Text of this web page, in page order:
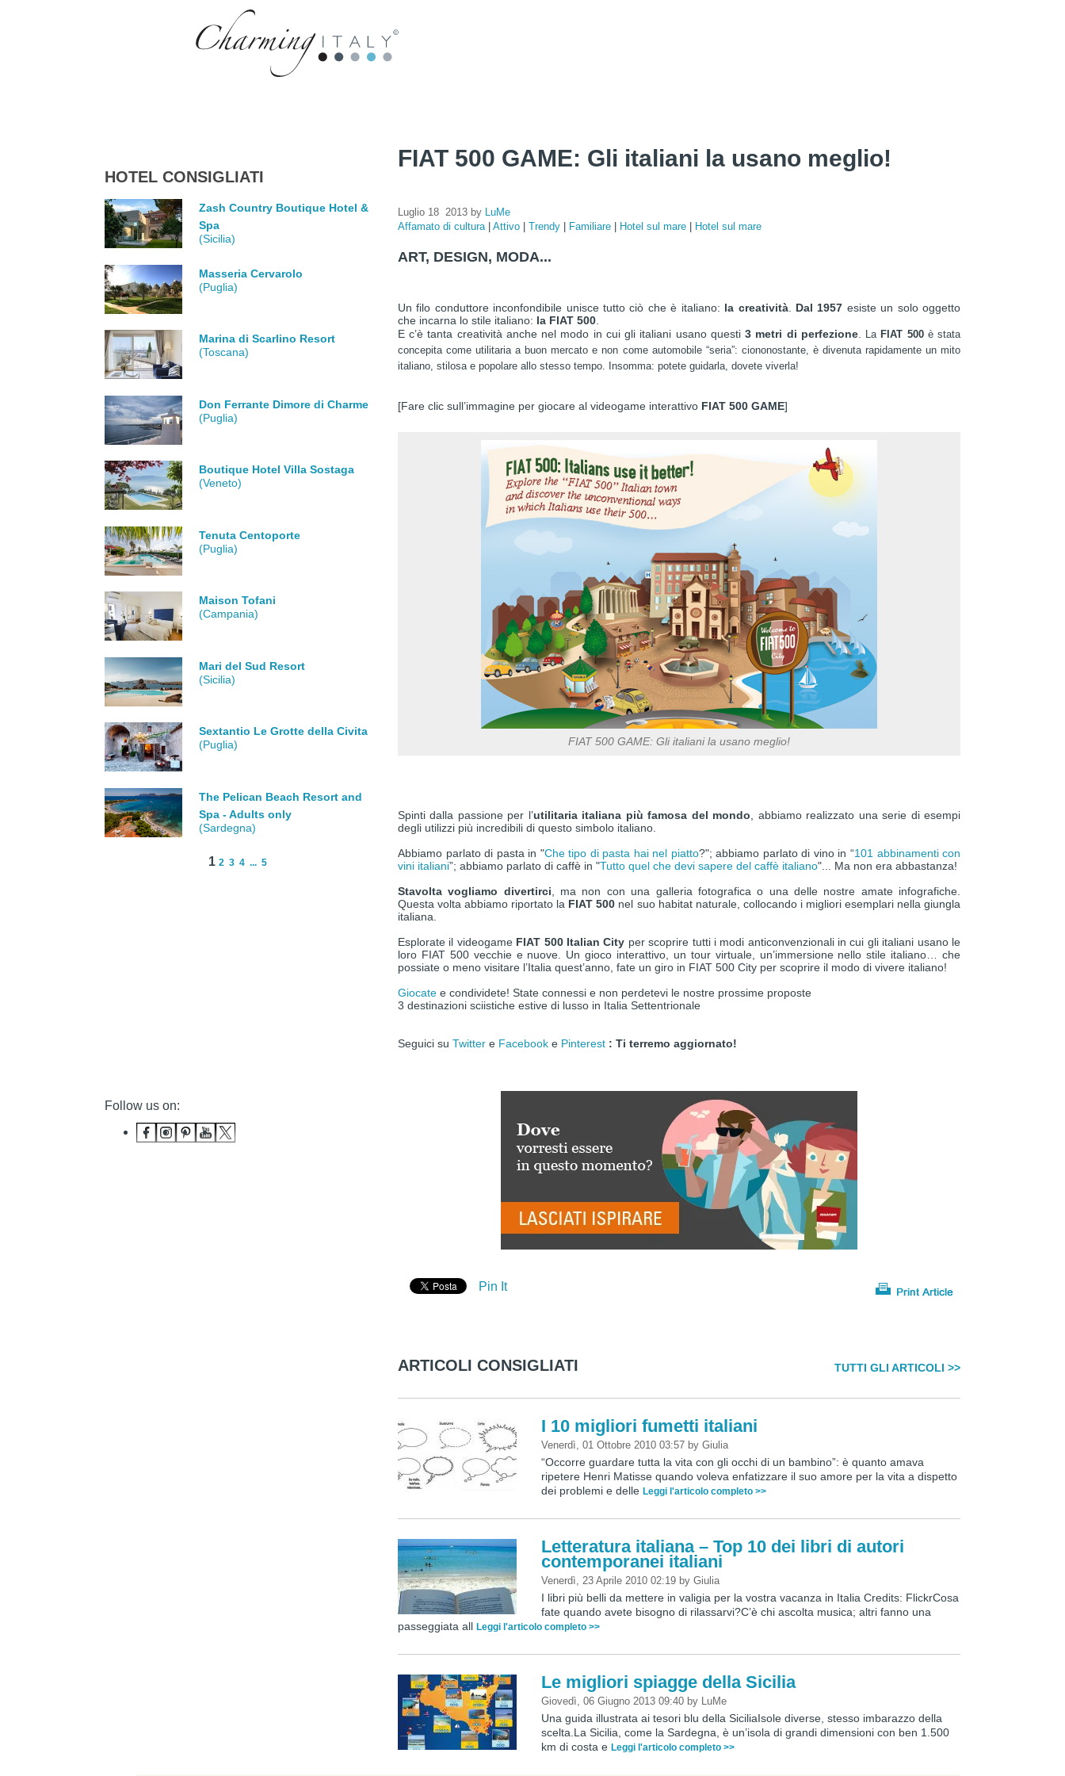
FIAT 500 GAME: Gli italiani la usano meglio!
Luglio 18 2013 by LuMe
Affamato di cultura Attivo Trendy Familiare Hotel sul mare Hotel sul mare
ART, DESIGN, MODA...
Un filo conduttore inconfondibile unisce tutto ciò che è italiano: la creatività. Dal 1957 esiste un solo oggetto
che incarna lo stile italiano: la FIAT 500
E c’è tanta creatività anche nel modo in cui gli italiani usano questi3 metri di perfezione. La FIAT 500è stata
concepita come utilitaria a buon mercato e non come automobile “seria”: ciononostante, è divenuta rapidamente un mito
italiano, stilosa e popolare allo stesso tempo. Insomma: potete guidarla, dovete viverla!
[Fare clic sull’immagine per giocare al videogame interattivo FIAT 500 GAME]
FIAT 500 GAME: Gli italiani la usano meglio!
Spinti dalla passione per l’utilitaria italiana più famosa del mondo , abbiamo realizzato una serie di esempi
degli utilizzi più incredibili di questo simbolo italiano.
Abbiamo parlato di pasta in "Che tipo di pasta hai nel piatto?"; abbiamo parlato di vino in “101 abbinamenti con
vini italiani”; abbiamo parlato di caffè in "Tutto quel che devi sapere del caffè italiano"... Ma non era abbastanza!
Stavolta vogliamo divertirci , ma non con una galleria fotografica o una delle nostre amate infografiche.
Questa volta abbiamo riportato la FIAT 500 nel suo habitat naturale, collocando i migliori esemplari nella giungla
italiana.
Esplorate il videogame FIAT 500 Italian City per scoprire tutti i modi anticonvenzionali in cui gli italiani usano le
loro FIAT 500 vecchie e nuove. Un gioco interattivo, un tour virtuale, un’immersione nello stile italiano… che
possiate o meno visitare l’Italia quest’anno, fate un giro in FIAT 500 City per scoprire il modo di vivere italiano!
Giocate e condividete! State connessi e non perdetevi le nostre prossime proposte
3 destinazioni sciistiche estive di lusso in Italia Settentrionale
Seguici su Twitter e Facebook e Pinterest : Ti terremo aggiornato!
Pin It
ARTICOLI CONSIGLIATI TUTTI GLI ARTICOLI >>
I 10 migliori fumetti italiani
Venerdì, 01 Ottobre 2010 03:57 byGiulia
“Occorre guardare tutta la vita con gli occhi di un bambino”: è quanto amava
ripetere Henri Matisse quando voleva enfatizzare il suo amore per la vita a dispetto
dei problemi e delleLeggi l'articolo completo >>
Letteratura italiana – Top 10 dei libri di autori
contemporanei italiani
Venerdì, 23 Aprile 2010 02:19 byGiulia
I libri più belli da mettere in valigia per la vostra vacanza in Italia Credits: FlickrCosa
fate quando avete bisogno di rilassarvi?C’è chi ascolta musica; altri fanno una
passeggiata all Leggi l'articolo completo >>
Le migliori spiagge della Sicilia
Giovedì, 06 Giugno 2013 09:40 by LuMe
Una guida illustrata ai tesori blu della SiciliaIsole diverse, stesso imbarazzo della
scelta.La Sicilia, come la Sardegna, è un’isola di grandi dimensioni con ben 1.500
km di costa eLeggi l'articolo completo >>
HOTEL CONSIGLIATI
Zash Country Boutique Hotel &
Spa
(Sicilia)
Masseria Cervarolo
(Puglia)
Marina di Scarlino Resort
(Toscana)
Don Ferrante Dimore di Charme
(Puglia)
Boutique Hotel Villa Sostaga
(Veneto)
Tenuta Centoporte
(Puglia)
Maison Tofani
(Campania)
Mari del Sud Resort
(Sicilia)
Sextantio Le Grotte della Civita
(Puglia)
The Pelican Beach Resort and
Spa - Adults only
(Sardegna)
1 2 3 4 ... 5
Follow us on: